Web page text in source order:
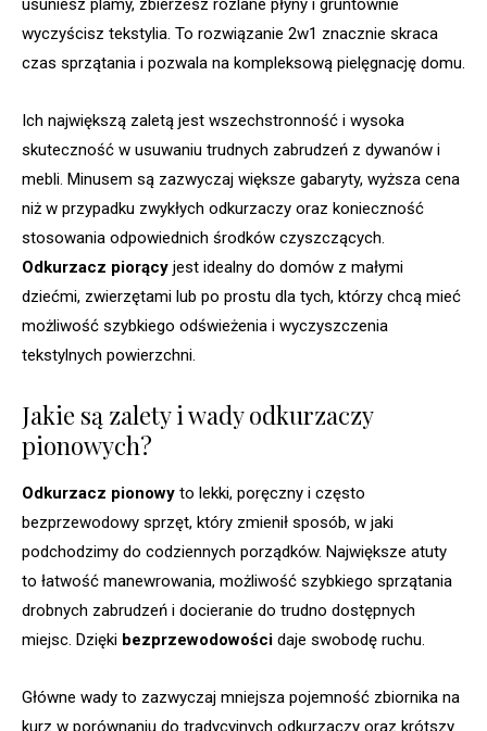
usuniesz plamy, zbierzesz rozlane płyny i gruntownie
wyczyścisz tekstylia. To rozwiązanie 2w1 znacznie skraca
czas sprzątania i pozwala na kompleksową pielęgnację domu.
Ich największą zaletą jest wszechstronność i wysoka
skuteczność w usuwaniu trudnych zabrudzeń z dywanów i
mebli. Minusem są zazwyczaj większe gabaryty, wyższa cena
niż w przypadku zwykłych odkurzaczy oraz konieczność
stosowania odpowiednich środków czyszczących.
Odkurzacz piorący jest idealny do domów z małymi
dziećmi, zwierzętami lub po prostu dla tych, którzy chcą mieć
możliwość szybkiego odświeżenia i wyczyszczenia
tekstylnych powierzchni.
Jakie są zalety i wady odkurzaczy
pionowych?
Odkurzacz pionowy to lekki, poręczny i często
bezprzewodowy sprzęt, który zmienił sposób, w jaki
podchodzimy do codziennych porządków. Największe atuty
to łatwość manewrowania, możliwość szybkiego sprzątania
drobnych zabrudzeń i docieranie do trudno dostępnych
miejsc. Dzięki bezprzewodowości daje swobodę ruchu.
Główne wady to zazwyczaj mniejsza pojemność zbiornika na
kurz w porównaniu do tradycyjnych odkurzaczy oraz krótszy